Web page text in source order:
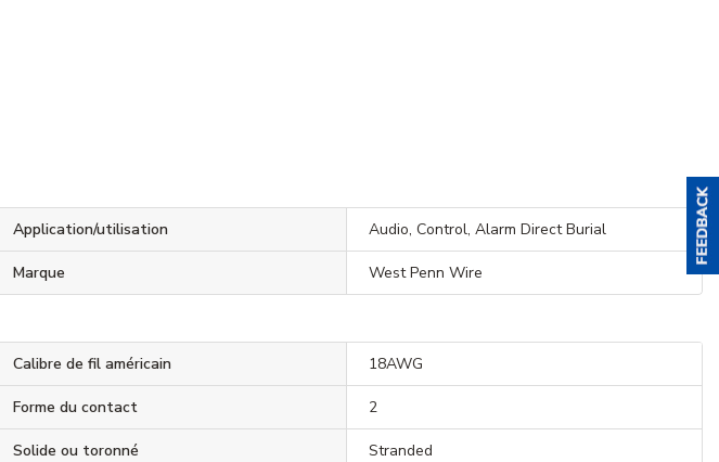
Application/utilisation Audio, Control, Alarm Direct Burial
Marque West Penn Wire
Calibre de fil américain 18AWG
Forme du contact 2
Solide ou toronné Stranded